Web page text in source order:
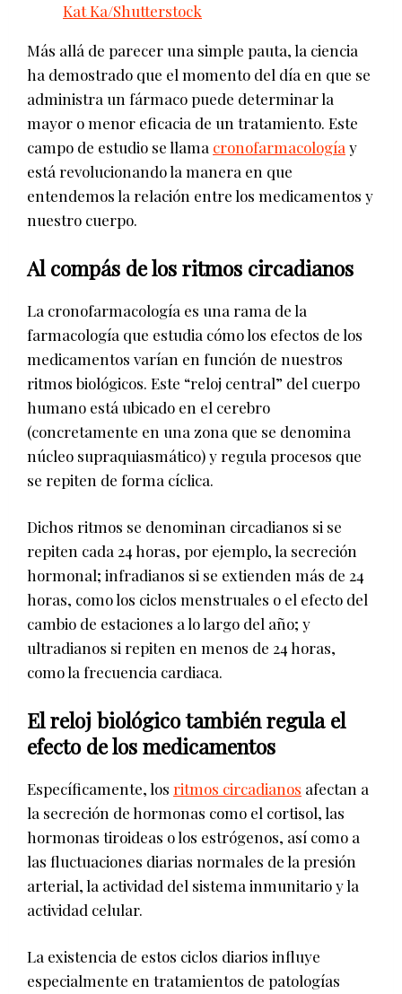
Kat Ka/Shutterstock
Más allá de parecer una simple pauta, la ciencia
ha demostrado que el momento del día en que se
administra un fármaco puede determinar la
mayor o menor eficacia de un tratamiento. Este
campo de estudio se llama cronofarmacología y
está revolucionando la manera en que
entendemos la relación entre los medicamentos y
nuestro cuerpo.
Al compás de los ritmos circadianos
La cronofarmacología es una rama de la
farmacología que estudia cómo los efectos de los
medicamentos varían en función de nuestros
ritmos biológicos. Este “reloj central” del cuerpo
humano está ubicado en el cerebro
(concretamente en una zona que se denomina
núcleo supraquiasmático) y regula procesos que
se repiten de forma cíclica.
Dichos ritmos se denominan circadianos si se
repiten cada 24 horas, por ejemplo, la secreción
hormonal; infradianos si se extienden más de 24
horas, como los ciclos menstruales o el efecto del
cambio de estaciones a lo largo del año; y
ultradianos si repiten en menos de 24 horas,
como la frecuencia cardiaca.
El reloj biológico también regula el
efecto de los medicamentos
Específicamente, los ritmos circadianos afectan a
la secreción de hormonas como el cortisol, las
hormonas tiroideas o los estrógenos, así como a
las fluctuaciones diarias normales de la presión
arterial, la actividad del sistema inmunitario y la
actividad celular.
La existencia de estos ciclos diarios influye
especialmente en tratamientos de patologías